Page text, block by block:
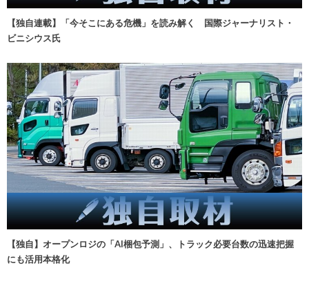
【独自連載】「今そこにある危機」を読み解く 国際ジャーナリスト・
ビニシウス氏
【独自】オープンロジの「AI梱包予測」、トラック必要台数の迅速把握
にも活用本格化